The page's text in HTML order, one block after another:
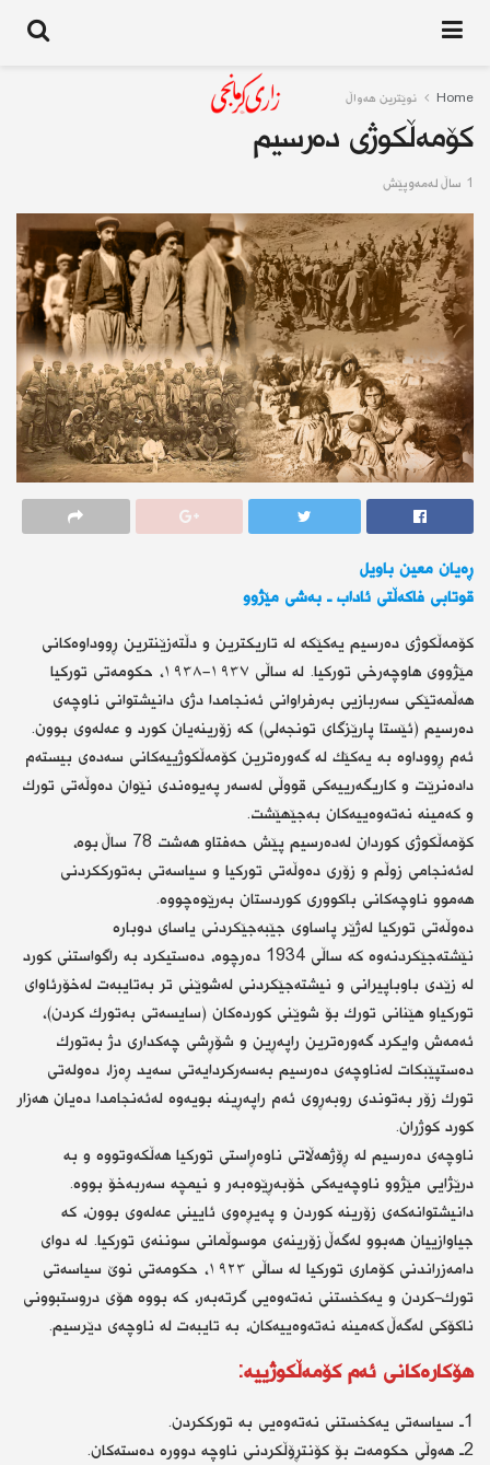
Home نوێترین هەواڵ
كۆمەڵكوژی دەرسیم
1 ساڵ له‌مه‌وپێش
ڕەیان معین باویل
قوتابی فاكەڵتی ئاداب ـ بەشی مێژوو
كۆمەڵكوژی دەرسیم یەكێكە لە تاریكترین و دڵتەزێنترین ڕووداوەكانی
مێژووی هاوچەرخی توركیا. لە ساڵی ١٩٣٧-١٩٣٨، حكومەتی توركیا
هەڵمەتێكی سەربازیی بەرفراوانی ئەنجامدا دژی دانیشتوانی ناوچەی
دەرسیم (ئێستا پارێزگای تونجەلی) كە زۆرینەیان كورد و عەلەوی بوون.
ئەم ڕووداوە بە یەكێك لە گەورەترین كۆمەڵكوژییەكانی سەدەی بیستەم
دادەنرێت و كاریگەرییەكی قووڵی لەسەر پەیوەندی نێوان دەوڵەتی تورك
و كەمینە نەتەوەییەكان بەجێهێشت.
كۆمەڵكوژی كوردان لەدەرسیم پێش حەفتاو هەشت 78 ساڵ بوە،
لەئەنجامی زوڵم و زۆری دەوڵەتی توركیا و سیاسەتی بەتورككردنی
هەموو ناوچەكانی باكووری كوردستان بەرێوەچووە.
دەوڵەتی توركیا لەژێر پاساوی جێبەجێكردنی یاسای دوبارە
نێشتەجێكردنەوە كە ساڵی 1934 دەرچوە، دەستیكرد بە راگواستنی كورد
لە زێدی باوباپیرانی و نیشتەجێكردنی لەشوێنی تر بەتایبەت لەخۆرئاوای
توركیاو هێنانی تورك بۆ شوێنی كوردەكان (سایسەتی بەتورك كردن)،
ئەمەش وایكرد گەورەترین راپەڕین و شۆڕشی چەكداری دژ بەتورك
دەستپێبكات لەناوچەی دەرسیم بەسەركردایەتی سەید ڕەزا، دەولەتی
تورك زۆر بەتوندی روبەڕوی ئەم راپەڕینە بویەوە لەئەنجامدا دەیان هەزار
كورد كوژران.
ناوچەی دەرسیم لە ڕۆژهەڵاتی ناوەڕاستی توركیا هەڵكەوتووە و بە
درێژایی مێژوو ناوچەیەكی خۆبەڕێوەبەر و نیمچە سەربەخۆ بووە.
دانیشتوانەكەی زۆرینە كوردن و پەیڕەوی ئایینی عەلەوی بوون، كە
جیاوازییان هەبوو لەگەڵ زۆرینەی موسوڵمانی سوننەی توركیا. لە دوای
دامەزراندنی كۆماری توركیا لە ساڵی ١٩٢٣، حكومەتی نوێ سیاسەتی
تورك-كردن و یەكخستنی نەتەوەیی گرتەبەر، كە بووە هۆی دروستبوونی
ناكۆكی لەگەڵ كەمینە نەتەوەییەكان، بە تایبەت لە ناوچەی دێرسیم.
هۆكارەكانی ئەم كۆمەڵكوژییە:
1ـ سیاسەتی یەكخستنی نەتەوەیی بە تورككردن.
2ـ هەوڵی حكومەت بۆ كۆنتڕۆڵكردنی ناوچە دوورە دەستەكان.